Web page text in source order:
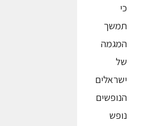
כי
תמשך
המגמה
של
ישראלים
הנופשים
נופש